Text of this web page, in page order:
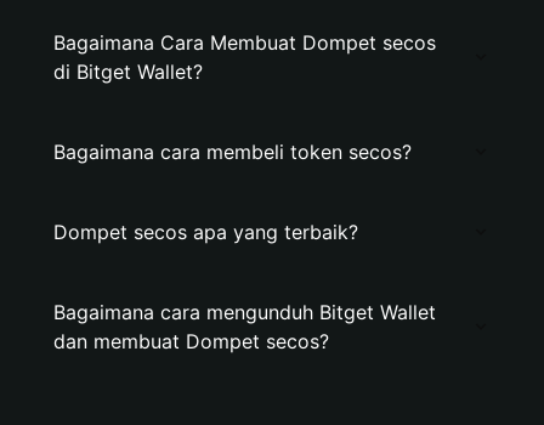
Bagaimana Cara Membuat Dompet secos
di Bitget Wallet?
Bagaimana cara membeli token secos?
Dompet secos apa yang terbaik?
Bagaimana cara mengunduh Bitget Wallet
dan membuat Dompet secos?